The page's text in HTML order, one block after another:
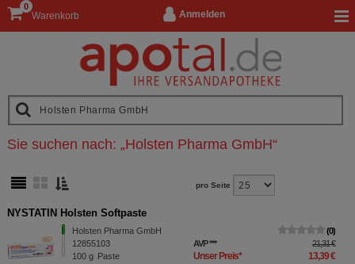
Anmelden
Warenkorb
0
Sie suchen nach: „Holsten Pharma GmbH“
pro Seite
NYSTATIN Holsten Softpaste
Holsten Pharma GmbH
12855103
100 g Paste
0
AVP*** 21,31 €
Unser Preis* 13,39 €